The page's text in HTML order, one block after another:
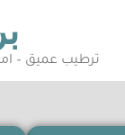
ﺗﺮﻃﻴﺐ ﻋﻤﻴﻖ –